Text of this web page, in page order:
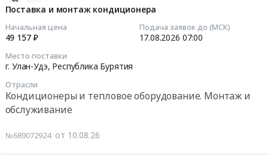
Поставка и монтаж кондиционера
Начальная цена
49 157 ₽
Подача заявок до (МСК)
17.08.2026 07:00
Место поставки
г. Улан-Удэ, Республика Бурятия
Отрасли
Кондиционеры и тепловое оборудование. Монтаж и
обслуживание
№689072924 от 10.08.26